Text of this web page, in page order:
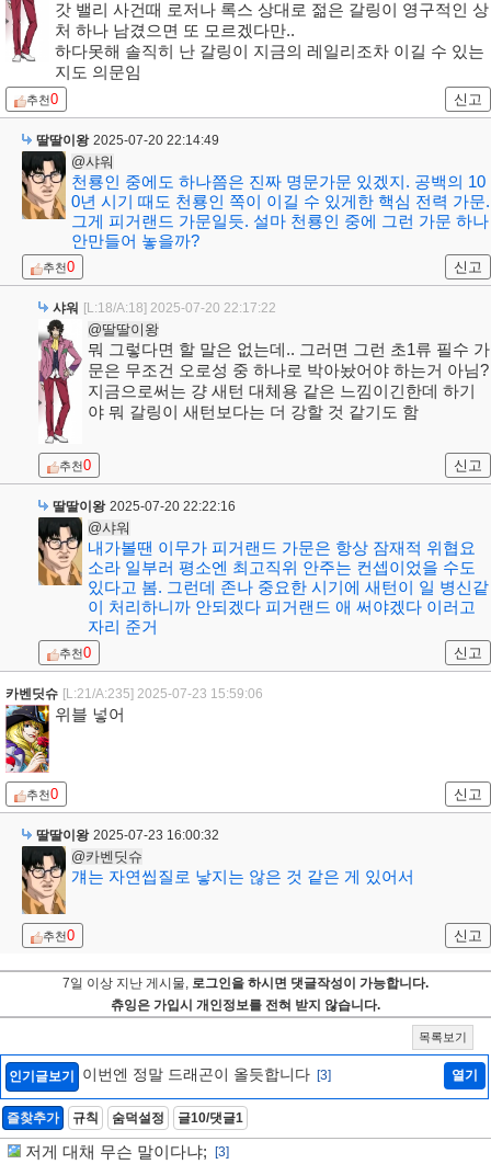
갓 밸리 사건때 로저나 록스 상대로 젊은 갈링이 영구적인 상
처 하나 남겼으면 또 모르겠다만..
하다못해 솔직히 난 갈링이 지금의 레일리조차 이길 수 있는
지도 의문임
추천0 신고
딸딸이왕 2025-07-20 22:14:49
@샤워
천룡인 중에도 하나쯤은 진짜 명문가문 있겠지. 공백의 10
0년 시기 때도 천룡인 쪽이 이길 수 있게한 핵심 전력 가문.
그게 피거랜드 가문일듯. 설마 천룡인 중에 그런 가문 하나
안만들어 놓을까?
추천0 신고
샤워 [L:18/A:18] 2025-07-20 22:17:22
@딸딸이왕
뭐 그렇다면 할 말은 없는데.. 그러면 그런 초1류 필수 가
문은 무조건 오로성 중 하나로 박아놨어야 하는거 아님?
지금으로써는 걍 새턴 대체용 같은 느낌이긴한데 하기
야 뭐 갈링이 새턴보다는 더 강할 것 같기도 함
추천0 신고
딸딸이왕 2025-07-20 22:22:16
@샤워
내가볼땐 이무가 피거랜드 가문은 항상 잠재적 위협요
소라 일부러 평소엔 최고직위 안주는 컨셉이었을 수도
있다고 봄. 그런데 존나 중요한 시기에 새턴이 일 병신같
이 처리하니까 안되겠다 피거랜드 애 써야겠다 이러고
자리 준거
추천0 신고
카벤딧슈 [L:21/A:235] 2025-07-23 15:59:06
위블 넣어
추천0 신고
딸딸이왕 2025-07-23 16:00:32
@카벤딧슈
걔는 자연씹질로 낳지는 않은 것 같은 게 있어서
추천0 신고
7일 이상 지난 게시물, 로그인을 하시면 댓글작성이 가능합니다.
츄잉은 가입시 개인정보를 전혀 받지 않습니다.
목록보기
인기글보기 이번엔 정말 드래곤이 올듯합니다 [3] 열기
즐찾추가 규칙 숨덕설정 글10/댓글1
저게 대채 무슨 말이다냐;
[3]